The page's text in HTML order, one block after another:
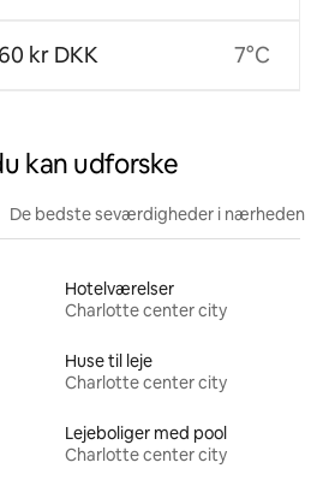
kr DKK 7°C
kan udforske
De bedste seværdigheder i nærheden
Hotelværelser
Charlotte center city
Huse til leje
Charlotte center city
Lejeboliger med pool
Charlotte center city